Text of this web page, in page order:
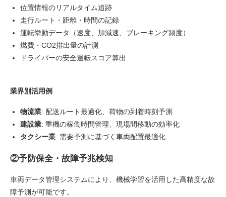
位置情報のリアルタイム追跡
走行ルート・距離・時間の記録
運転挙動データ（速度、加減速、ブレーキング頻度）
燃費・CO2排出量の計測
ドライバーの安全運転スコア算出
業界別活用例
物流業: 配送ルート最適化、荷物の到着時刻予測
建設業: 重機の稼働時間管理、現場間移動の効率化
タクシー業: 需要予測に基づく車両配置最適化
②予防保全・故障予兆検知
車両データ管理システムにより、機械学習を活用した高精度な故
障予測が可能です。